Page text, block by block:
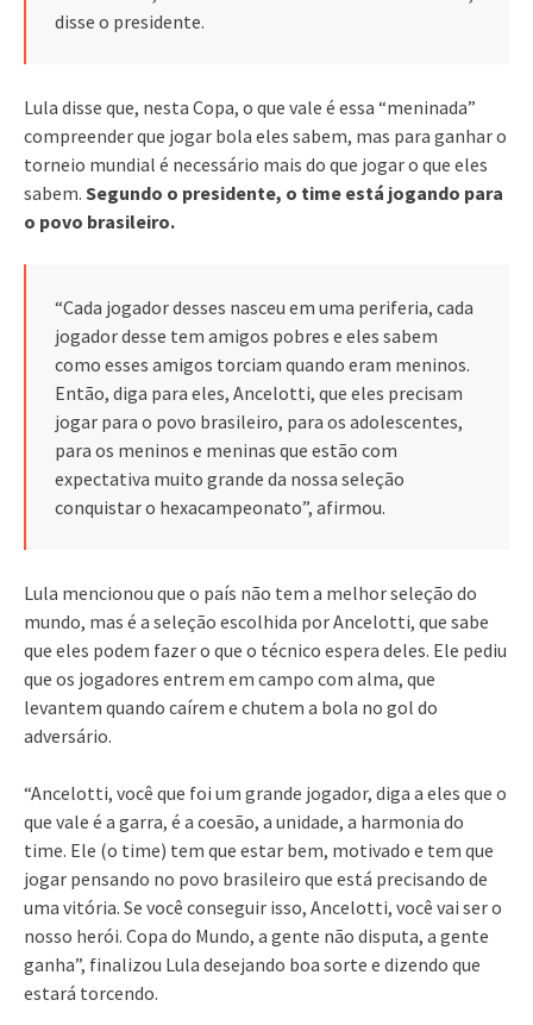
disse o presidente.
Lula disse que, nesta Copa, o que vale é essa “meninada”
compreender que jogar bola eles sabem, mas para ganhar o
torneio mundial é necessário mais do que jogar o que eles
sabem. Segundo o presidente, o time está jogando para
o povo brasileiro.
“Cada jogador desses nasceu em uma periferia, cada
jogador desse tem amigos pobres e eles sabem
como esses amigos torciam quando eram meninos.
Então, diga para eles, Ancelotti, que eles precisam
jogar para o povo brasileiro, para os adolescentes,
para os meninos e meninas que estão com
expectativa muito grande da nossa seleção
conquistar o hexacampeonato”, afirmou.
Lula mencionou que o país não tem a melhor seleção do
mundo, mas é a seleção escolhida por Ancelotti, que sabe
que eles podem fazer o que o técnico espera deles. Ele pediu
que os jogadores entrem em campo com alma, que
levantem quando caírem e chutem a bola no gol do
adversário.
“Ancelotti, você que foi um grande jogador, diga a eles que o
que vale é a garra, é a coesão, a unidade, a harmonia do
time. Ele (o time) tem que estar bem, motivado e tem que
jogar pensando no povo brasileiro que está precisando de
uma vitória. Se você conseguir isso, Ancelotti, você vai ser o
nosso herói. Copa do Mundo, a gente não disputa, a gente
ganha”, finalizou Lula desejando boa sorte e dizendo que
estará torcendo.